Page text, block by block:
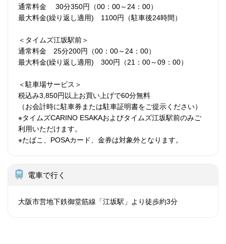
通常料金 30分350円（00：00～24：00）
最大料金(繰り返し適用) 1100円（駐車後24時間）
＜タイムズ江坂駅前＞
通常料金 25分200円（00：00～24：00）
最大料金(繰り返し適用) 300円（21：00～09：00）
＜駐車場サービス＞
税込み3,850円以上お買い上げで60分無料
（お会計時に駐車券または駐車証明書をご提示ください）
※タイムズCARINO ESAKAおよびタイムズ江坂駅前のみご
利用いただけます。
※たばこ、POSAカード、金券は対象外となります。
電車で行く
大阪市営地下鉄御堂筋線「江坂駅」より徒歩約3分